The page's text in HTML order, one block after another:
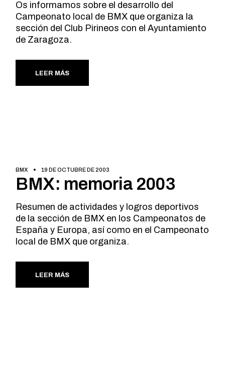
Os informamos sobre el desarrollo del
Campeonato local de BMX que organiza la
sección del Club Pirineos con el Ayuntamiento
de Zaragoza.
LEER MÁS
BMX 19 DE OCTUBRE DE 2003
BMX: memoria 2003
Resumen de actividades y logros deportivos
de la sección de BMX en los Campeonatos de
España y Europa, así como en el Campeonato
local de BMX que organiza.
LEER MÁS